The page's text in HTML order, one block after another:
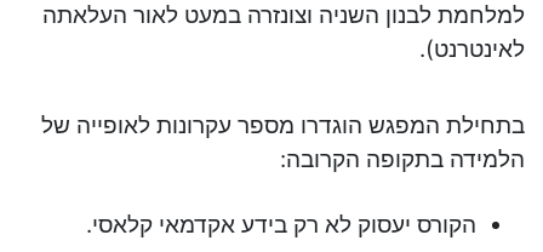
למלחמת לבנון השניה וצונזרה במעט לאור העלאתה
לאינטרנט).
בתחילת המפגש הוגדרו מספר עקרונות לאופייה של
הלמידה בתקופה הקרובה:
הקורס יעסוק לא רק בידע אקדמאי קלאסי.